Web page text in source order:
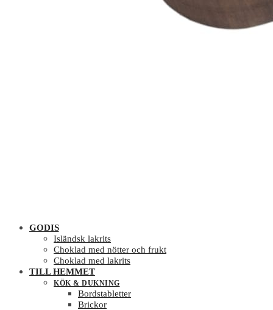
GODIS
Isländsk lakrits
Choklad med nötter och frukt
Choklad med lakrits
TILL HEMMET
KÖK & DUKNING
Bordstabletter
Brickor